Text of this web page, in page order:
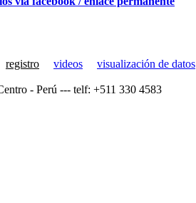
registro videos visualización de datos
- Perú --- telf: +511 330 4583